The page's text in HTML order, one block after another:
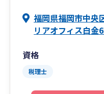
福岡県福岡市中央
リアオフィス白金
資格
税理士